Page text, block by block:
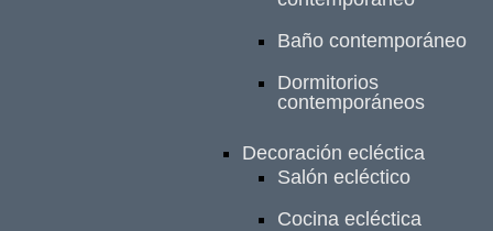
Baño contemporáneo
Dormitorios
contemporáneos
Decoración ecléctica
Salón ecléctico
Cocina ecléctica